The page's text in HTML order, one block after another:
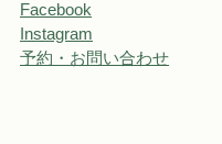
Facebook
Instagram
予約・お問い合わせ